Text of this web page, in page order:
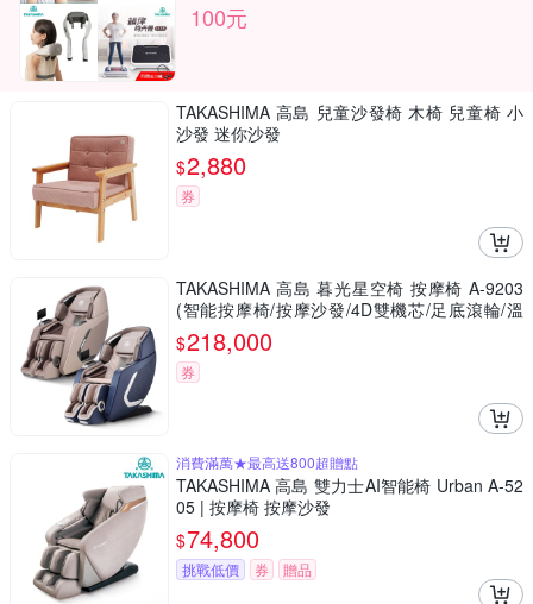
100元
TAKASHIMA 高島 兒童沙發椅 木椅 兒童椅 小
沙發 迷你沙發
$2,880
券
TAKASHIMA 高島 暮光星空椅 按摩椅 A-9203
(智能按摩椅/按摩沙發/4D雙機芯/足底滾輪/溫
熱/父親節禮物)
$218,000
券
消費滿萬★最高送800超贈點
TAKASHIMA 高島 雙力士AI智能椅 Urban A-52
05 | 按摩椅 按摩沙發
$74,800
挑戰低價 券 贈品